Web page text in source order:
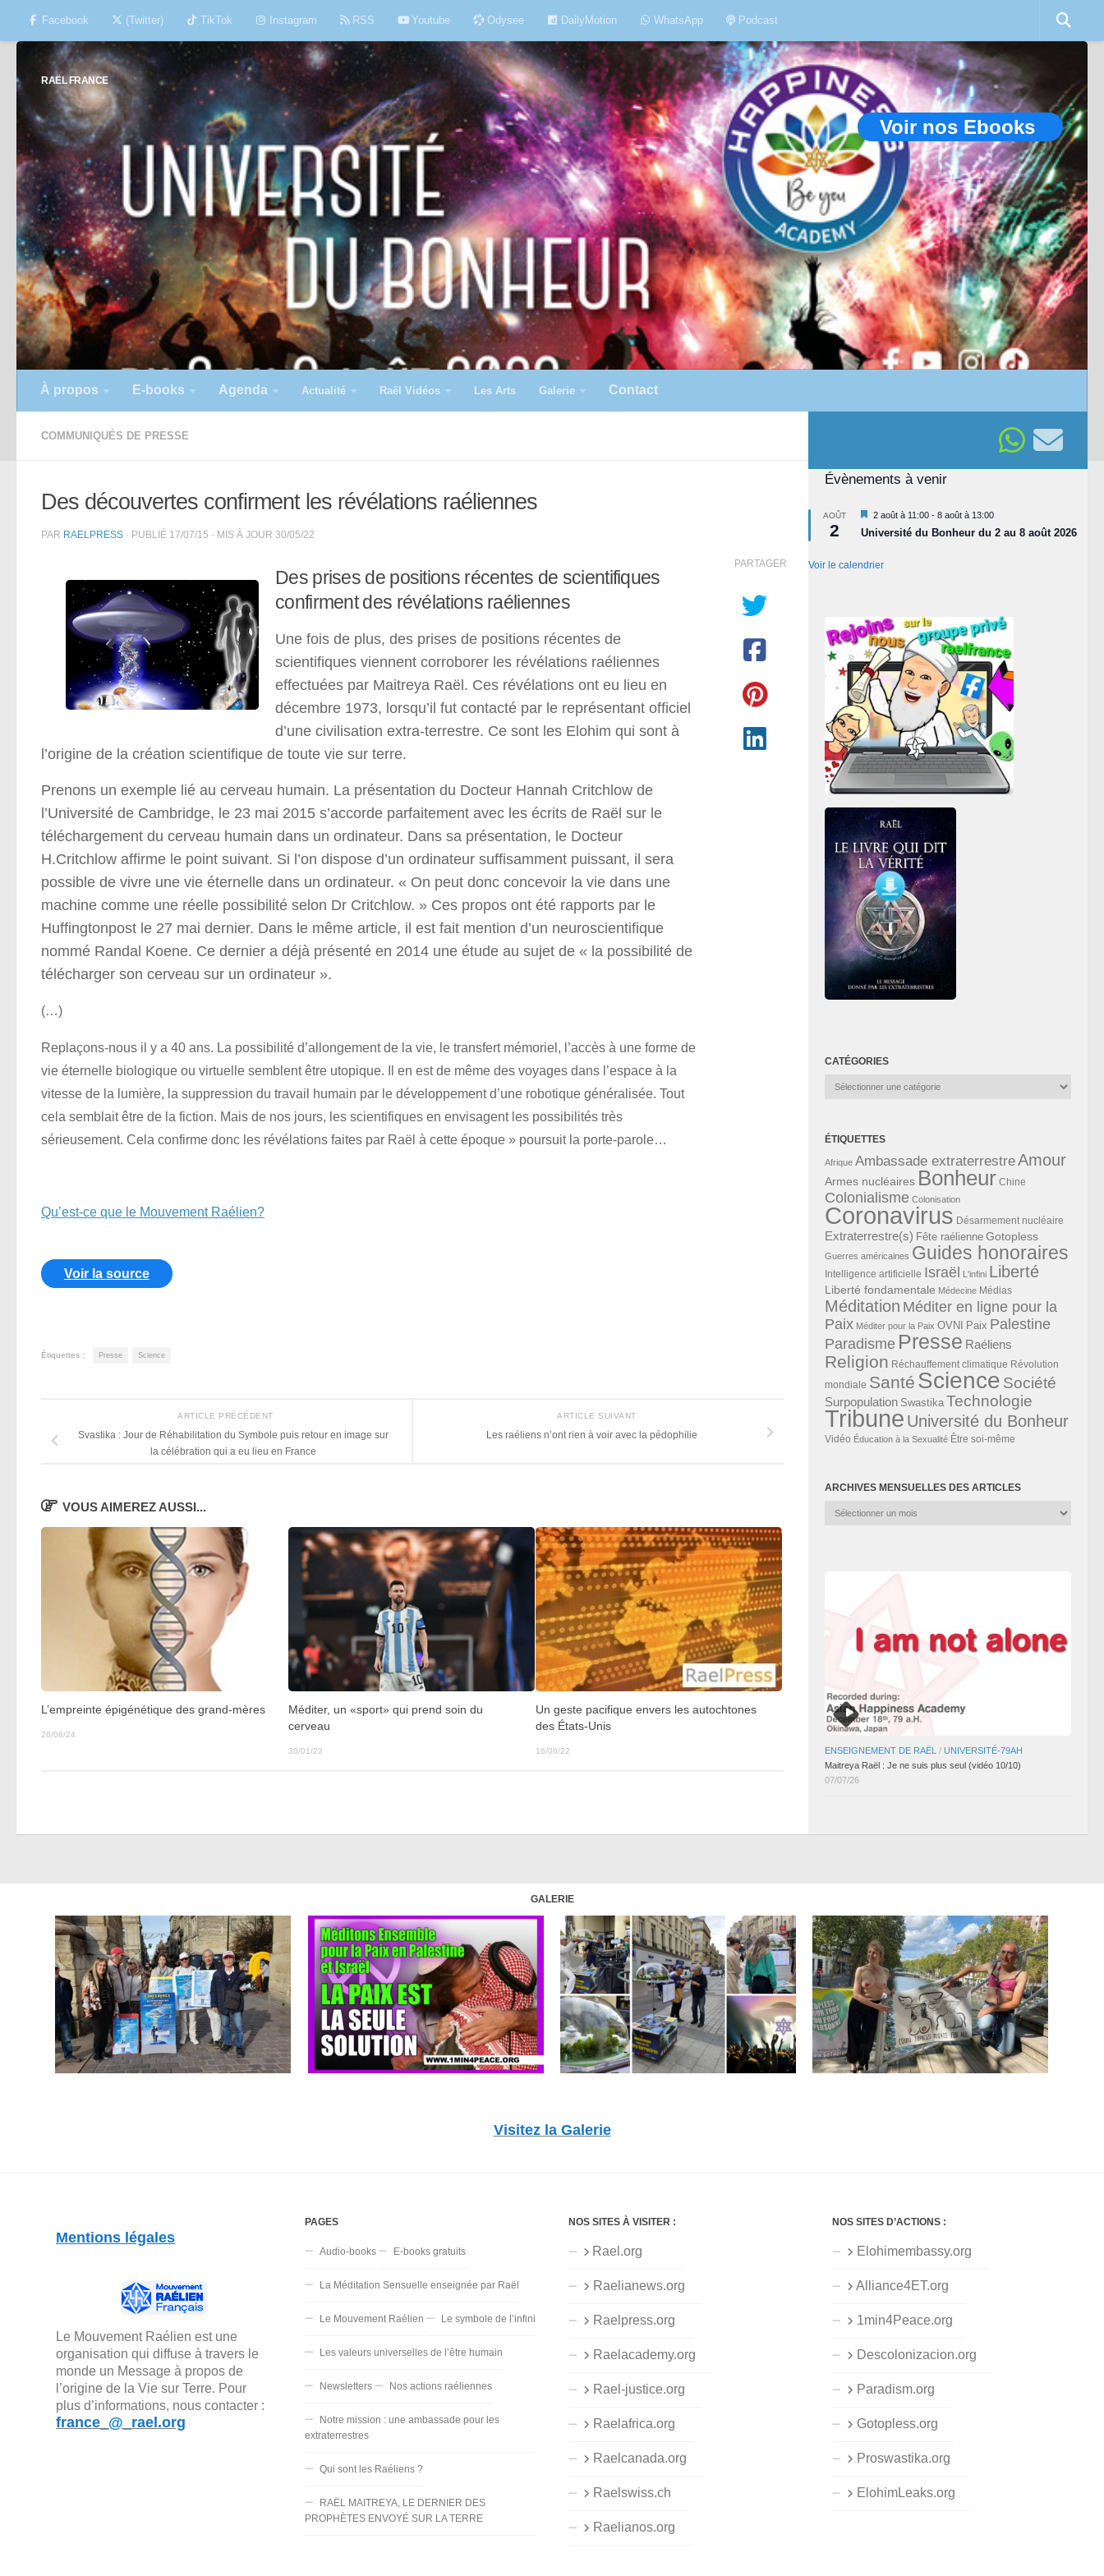
Skip to content
Facebook (Twitter) TikTok Instagram RSS Youtube Odysee DailyMotion WhatsApp Podcast
RAËL FRANCE
Voir nos Ebooks
À propos E-books Agenda Actualité Raël Vidéos Les Arts Galerie Contact
COMMUNIQUÉS DE PRESSE
Des découvertes confirment les révélations raéliennes
PAR RAELPRESS · PUBLIÉ 17/07/15 · MIS À JOUR 30/05/22
Des prises de positions récentes de scientifiques
confirment des révélations raéliennes
Une fois de plus, des prises de positions récentes de
scientifiques viennent corroborer les révélations raéliennes
effectuées par Maitreya Raël. Ces révélations ont eu lieu en
décembre 1973, lorsqu’il fut contacté par le représentant officiel
d’une civilisation extra-terrestre. Ce sont les Elohim qui sont à
l’origine de la création scientifique de toute vie sur terre.
Prenons un exemple lié au cerveau humain. La présentation du Docteur Hannah Critchlow de
l’Université de Cambridge, le 23 mai 2015 s’accorde parfaitement avec les écrits de Raël sur le
téléchargement du cerveau humain dans un ordinateur. Dans sa présentation, le Docteur
H.Critchlow affirme le point suivant. Si l’on dispose d’un ordinateur suffisamment puissant, il sera
possible de vivre une vie éternelle dans un ordinateur. « On peut donc concevoir la vie dans une
machine comme une réelle possibilité selon Dr Critchlow. » Ces propos ont été rapports par le
Huffingtonpost le 27 mai dernier. Dans le même article, il est fait mention d’un neuroscientifique
nommé Randal Koene. Ce dernier a déjà présenté en 2014 une étude au sujet de « la possibilité de
télécharger son cerveau sur un ordinateur ».
(…)
Replaçons-nous il y a 40 ans. La possibilité d’allongement de la vie, le transfert mémoriel, l’accès à une forme de
vie éternelle biologique ou virtuelle semblent être utopique. Il en est de même des voyages dans l’espace à la
vitesse de la lumière, la suppression du travail humain par le développement d’une robotique généralisée. Tout
cela semblait être de la fiction. Mais de nos jours, les scientifiques en envisagent les possibilités très
sérieusement. Cela confirme donc les révélations faites par Raël à cette époque » poursuit la porte-parole…
Qu’est-ce que le Mouvement Raélien?
Voir la source
PARTAGER
Étiquettes : Presse Science
ARTICLE SUIVANT
Les raéliens n’ont rien à voir avec la pédophilie
ARTICLE PRÉCÉDENT
Svastika : Jour de Réhabilitation du Symbole puis retour en image sur
la célébration qui a eu lieu en France
VOUS AIMEREZ AUSSI...
L’empreinte épigénétique des grand-mères
26/08/24
Méditer, un «sport» qui prend soin du
cerveau
30/01/23
Un geste pacifique envers les autochtones
des États-Unis
16/06/22
Évènements à venir
AOÛT
2
Mis
en
avant
2 août à 11:00 - 8 août à 13:00
Université du Bonheur du 2 au 8 août 2026
Voir le calendrier
CATÉGORIES
Catégories
ÉTIQUETTES
Afrique Ambassade extraterrestreAmour
Armes nucléaires Bonheur Chine
Colonialisme Colonisation
Coronavirus Désarmement nucléaire
Extraterrestre(s) Fête raélienne Gotopless
Guerres américaines Guides honoraires
Intelligence artificielle Israël L'infini Liberté
Liberté fondamentale Médecine Médias
Méditation Méditer en ligne pour la
Paix Méditer pour la Paix OVNI Paix Palestine
Paradisme Presse Raéliens
Religion Réchauffement climatique Révolution
mondiale Santé Science Société
Surpopulation Swastika Technologie
Tribune Université du Bonheur
Vidéo Éducation à la Sexualité Être soi-même
ARCHIVES MENSUELLES DES ARTICLES
Archives
ENSEIGNEMENT DE RAËL / UNIVERSITÉ-79AH
Maitreya Raël : Je ne suis plus seul (vidéo 10/10)
07/07/26
GALERIE
Visitez la Galerie
Mentions légales
Le Mouvement Raélien est une
organisation qui diffuse à travers le
monde un Message à propos de
l’origine de la Vie sur Terre. Pour
plus d’informations, nous contacter :
france_@_rael.org
PAGES
Audio-books E-books gratuits
La Méditation Sensuelle enseignée par Raël
Le Mouvement Raélien Le symbole de l’infini
Les valeurs universelles de l’être humain
Newsletters Nos actions raéliennes
Notre mission : une ambassade pour les
extraterrestres
Qui sont les Raéliens ?
RAËL MAITREYA, LE DERNIER DES
PROPHÈTES ENVOYÉ SUR LA TERRE
NOS SITES À VISITER :
Rael.org
Raelianews.org
Raelpress.org
Raelacademy.org
Rael-justice.org
Raelafrica.org
Raelcanada.org
Raelswiss.ch
Raelianos.org
NOS SITES D’ACTIONS :
Elohimembassy.org
Alliance4ET.org
1min4Peace.org
Descolonizacion.org
Paradism.org
Gotopless.org
Proswastika.org
ElohimLeaks.org